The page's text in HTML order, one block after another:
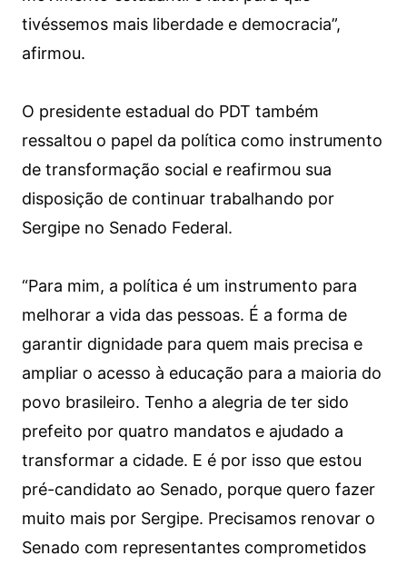
tivéssemos mais liberdade e democracia”,
afirmou.
O presidente estadual do PDT também
ressaltou o papel da política como instrumento
de transformação social e reafirmou sua
disposição de continuar trabalhando por
Sergipe no Senado Federal.
“Para mim, a política é um instrumento para
melhorar a vida das pessoas. É a forma de
garantir dignidade para quem mais precisa e
ampliar o acesso à educação para a maioria do
povo brasileiro. Tenho a alegria de ter sido
prefeito por quatro mandatos e ajudado a
transformar a cidade. E é por isso que estou
pré-candidato ao Senado, porque quero fazer
muito mais por Sergipe. Precisamos renovar o
Senado com representantes comprometidos